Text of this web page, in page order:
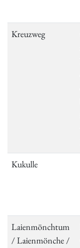
Kreuzweg
Kukulle
Laienmönchtum
/ Laienmönche /